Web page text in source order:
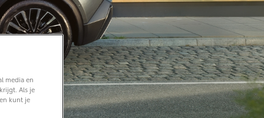
Touring
ELEKTRISCH
media en
Als je
kunt je